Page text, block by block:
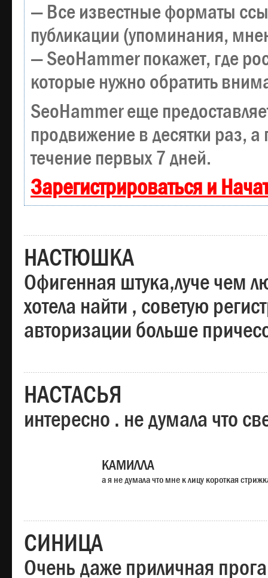
— Все известные форматы
публикации (упоминания,
— SeoHammer покажет, где
которые нужно обратить
SeoHammer еще
продвижение в десятки раз, а
течение первых 7 дней.
Зарегистрироваться и
НАСТЮШКА
Офигенная штука,луче чем
хотела найти , советую
авторизации больше
НАСТАСЬЯ
интересно . не думала что
КАМИЛЛА
а я не думала что мне к лицу короткая
СИНИЦА
Очень даже приличная